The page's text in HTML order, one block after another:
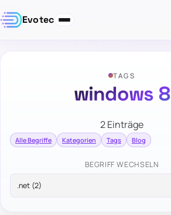
Evotec
TAGS
windows 8
2 Einträge
Alle Begriffe Kategorien Tags Blog
BEGRIFF WECHSELN